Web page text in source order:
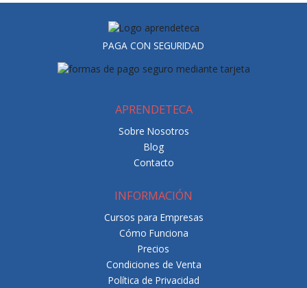
PAGA CON SEGURIDAD
APRENDETECA
Sobre Nosotros
Blog
Contacto
INFORMACIÓN
Cursos para Empresas
Cómo Funciona
Precios
Condiciones de Venta
Política de Privacidad